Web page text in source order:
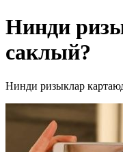
Нинди
саклый?
Нинди ризыклар